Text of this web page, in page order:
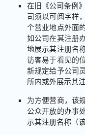
在旧《公司条例
司须以可阅字样
个营业地点外面
如公司在其注册
地展示其注册名
访客易于看见的
新规定给予公司
所内或外展示其
为方便营商，该
公众开放的办事
示其注册名称（